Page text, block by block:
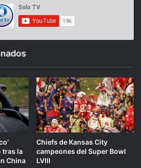
tras la
China
Chiefs de Kansas City
campeones del Super Bowl
LVIII